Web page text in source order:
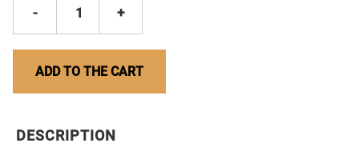
- 1 +
ADD TO THE CART
DESCRIPTION